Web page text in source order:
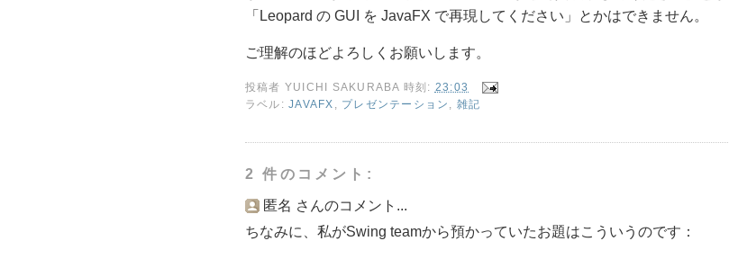
「Leopard の GUI を JavaFX で再現してください」とかはできません。
ご理解のほどよろしくお願いします。
投稿者 YUICHI SAKURABA 時刻: 23:03
ラベル:JAVAFX プレゼンテーション 雑記
2 件のコメント:
匿名 さんのコメント...
ちなみに、私がSwing teamから預かっていたお題はこういうのです：